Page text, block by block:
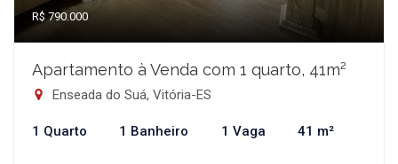
R$ 790.000
Apartamento à Venda com 1 quarto, 41m²
Enseada do Suá, Vitória-ES
1 Quarto 1 Banheiro 1 Vaga 41 m²